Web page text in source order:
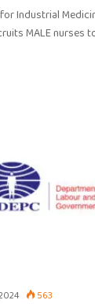
Industrial
MALE nurses
563